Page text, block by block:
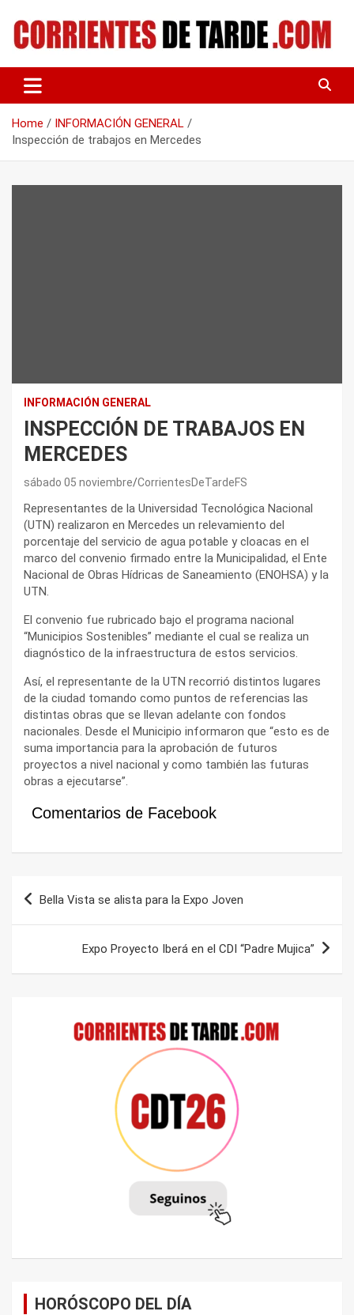
content
CORRIENTES DE TARDE
Home
INFORMACIÓN GENERAL
Inspección de trabajos en Mercedes
INFORMACIÓN GENERAL
INSPECCIÓN DE TRABAJOS EN
MERCEDES
sábado 05 noviembre CorrientesDeTardeFS
Representantes de la Universidad Tecnológica Nacional
(UTN) realizaron en Mercedes un relevamiento del
porcentaje del servicio de agua potable y cloacas en el
marco del convenio firmado entre la Municipalidad, el Ente
Nacional de Obras Hídricas de Saneamiento (ENOHSA) y la
UTN.
El convenio fue rubricado bajo el programa nacional
“Municipios Sostenibles” mediante el cual se realiza un
diagnóstico de la infraestructura de estos servicios.
Así, el representante de la UTN recorrió distintos lugares
de la ciudad tomando como puntos de referencias las
distintas obras que se llevan adelante con fondos
nacionales. Desde el Municipio informaron que “esto es de
suma importancia para la aprobación de futuros
proyectos a nivel nacional y como también las futuras
obras a ejecutarse”.
Comentarios de Facebook
Navegación
Bella Vista se alista para la Expo Joven
Expo Proyecto Iberá en el CDI “Padre Mujica”
HORÓSCOPO DEL DÍA